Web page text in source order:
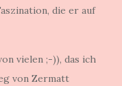
die er auf
vielen ;-)), das ich
von Zermatt